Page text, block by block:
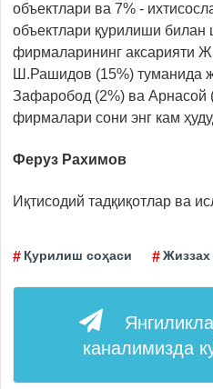
объектлари ва 7% -
объектлари қурилиши
фирмаларининг аксарияти
Ш.Рашидов (15%) туманида
Зафаробод (2%) ва Арнасой
фирмалари сони энг кам
Феруз Рахимов
Иқтисодий тадқиқотлар ва
Қурилиш соҳаси Жиззах
каналимизда